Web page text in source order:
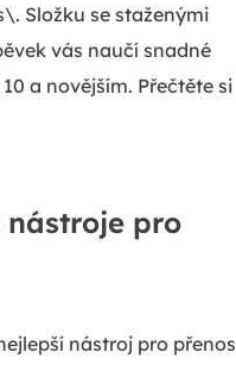
Složku se staženými
vás naučí snadné
a novějším. Přečtěte si
nástroje pro
nástroj pro přenos